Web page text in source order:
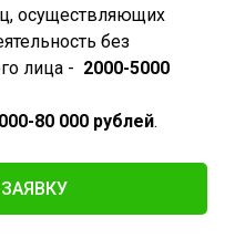
осуществляющих
без
лица - 2000-5000
80 000 рублей.